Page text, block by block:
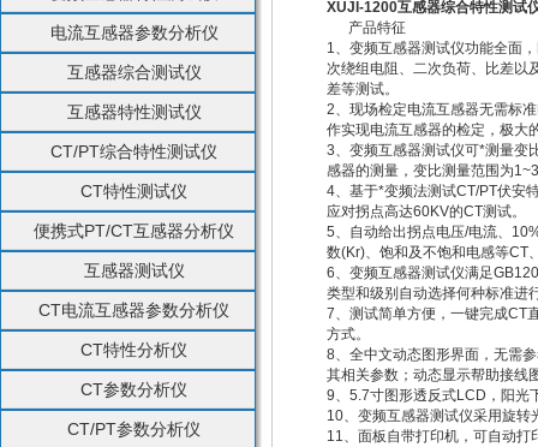
电流互感器参数分析仪
互感器综合测试仪
互感器特性测试仪
CT/PT综合特性测试仪
CT特性测试仪
便携式PT/CT互感器分析仪
互感器测试仪
CT电流互感器参数分析仪
CT特性分析仪
CT参数分析仪
CT/PT参数分析仪
XUJI-1200互感器综合特性测试
产品特征
1、变频互感器测试仪功能全面
次绕组电阻、二次负荷、比差以
差等测试。
2、现场检定电流互感器无需标
作实现电流互感器的检定，极大
3、变频互感器测试仪可*测量变
感器的测量，变比测量范围为
4、基于*变频法测试CT/PT伏安
应对拐点高达60KV的CT测试。
5、自动给出拐点电压/电流、
数(Kr)、饱和及不饱和电感等CT
6、变频互感器测试仪满足
类型和级别自动选择何种标准进
7、测试简单方便，一键完成CT
方式。
8、全中文动态图形界面，无需
其相关参数；动态显示帮助接线
9、5.7寸图形透反式LCD，阳光
10、变频互感器测试仪采用旋
11、面板自带打印机，可自动打